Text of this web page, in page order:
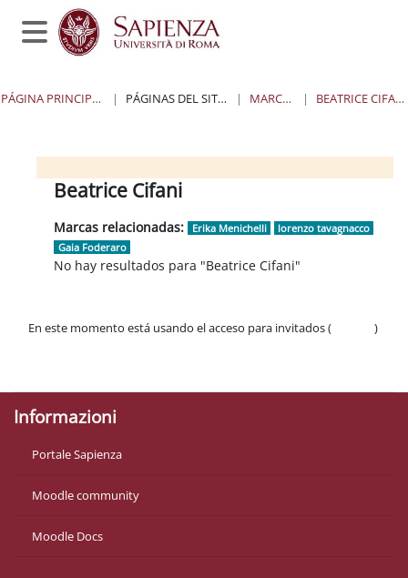
Salta al contenido principal
Panel lateral
PÁGINA PRINCIPAL PÁGINAS DEL SITIO MARCAS BEATRICE CIFANI
Bloques
Bloques
Bloques
BloquesBeatrice Cifani
Marcas relacionadas: Erika Menichelli
lorenzo tavagnacco
Gaia Foderaro
No hay resultados para "Beatrice Cifani"
En este momento está usando el acceso para invitados (
)
Informazioni
Portale Sapienza
Moodle community
Moodle Docs